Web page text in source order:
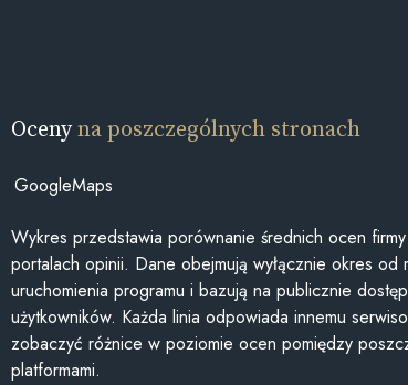
Ocenyna poszczególnych stronach
GoogleMaps
Wykres przedstawia porównanie średnich ocen
portalach opinii. Dane obejmują wyłącznie okres od
uruchomienia programu i bazują na publicznie
użytkowników. Każda linia odpowiada innemu
zobaczyć różnice w poziomie ocen pomiędzy
platformami.